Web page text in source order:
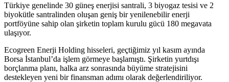
Türkiye genelinde 30 güneş enerjisi santrali, 3 biyogaz tesisi ve 2
biyokütle santralinden oluşan geniş bir yenilenebilir enerji
portföyüne sahip olan şirketin toplam kurulu gücü 180 megavata
ulaşıyor.
Ecogreen Enerji Holding hisseleri, geçtiğimiz yıl kasım ayında
Borsa İstanbul’da işlem görmeye başlamıştı. Şirketin yurtdışı
borçlanma planı, halka arz sonrasında büyüme stratejisini
destekleyen yeni bir finansman adımı olarak değerlendiriliyor.